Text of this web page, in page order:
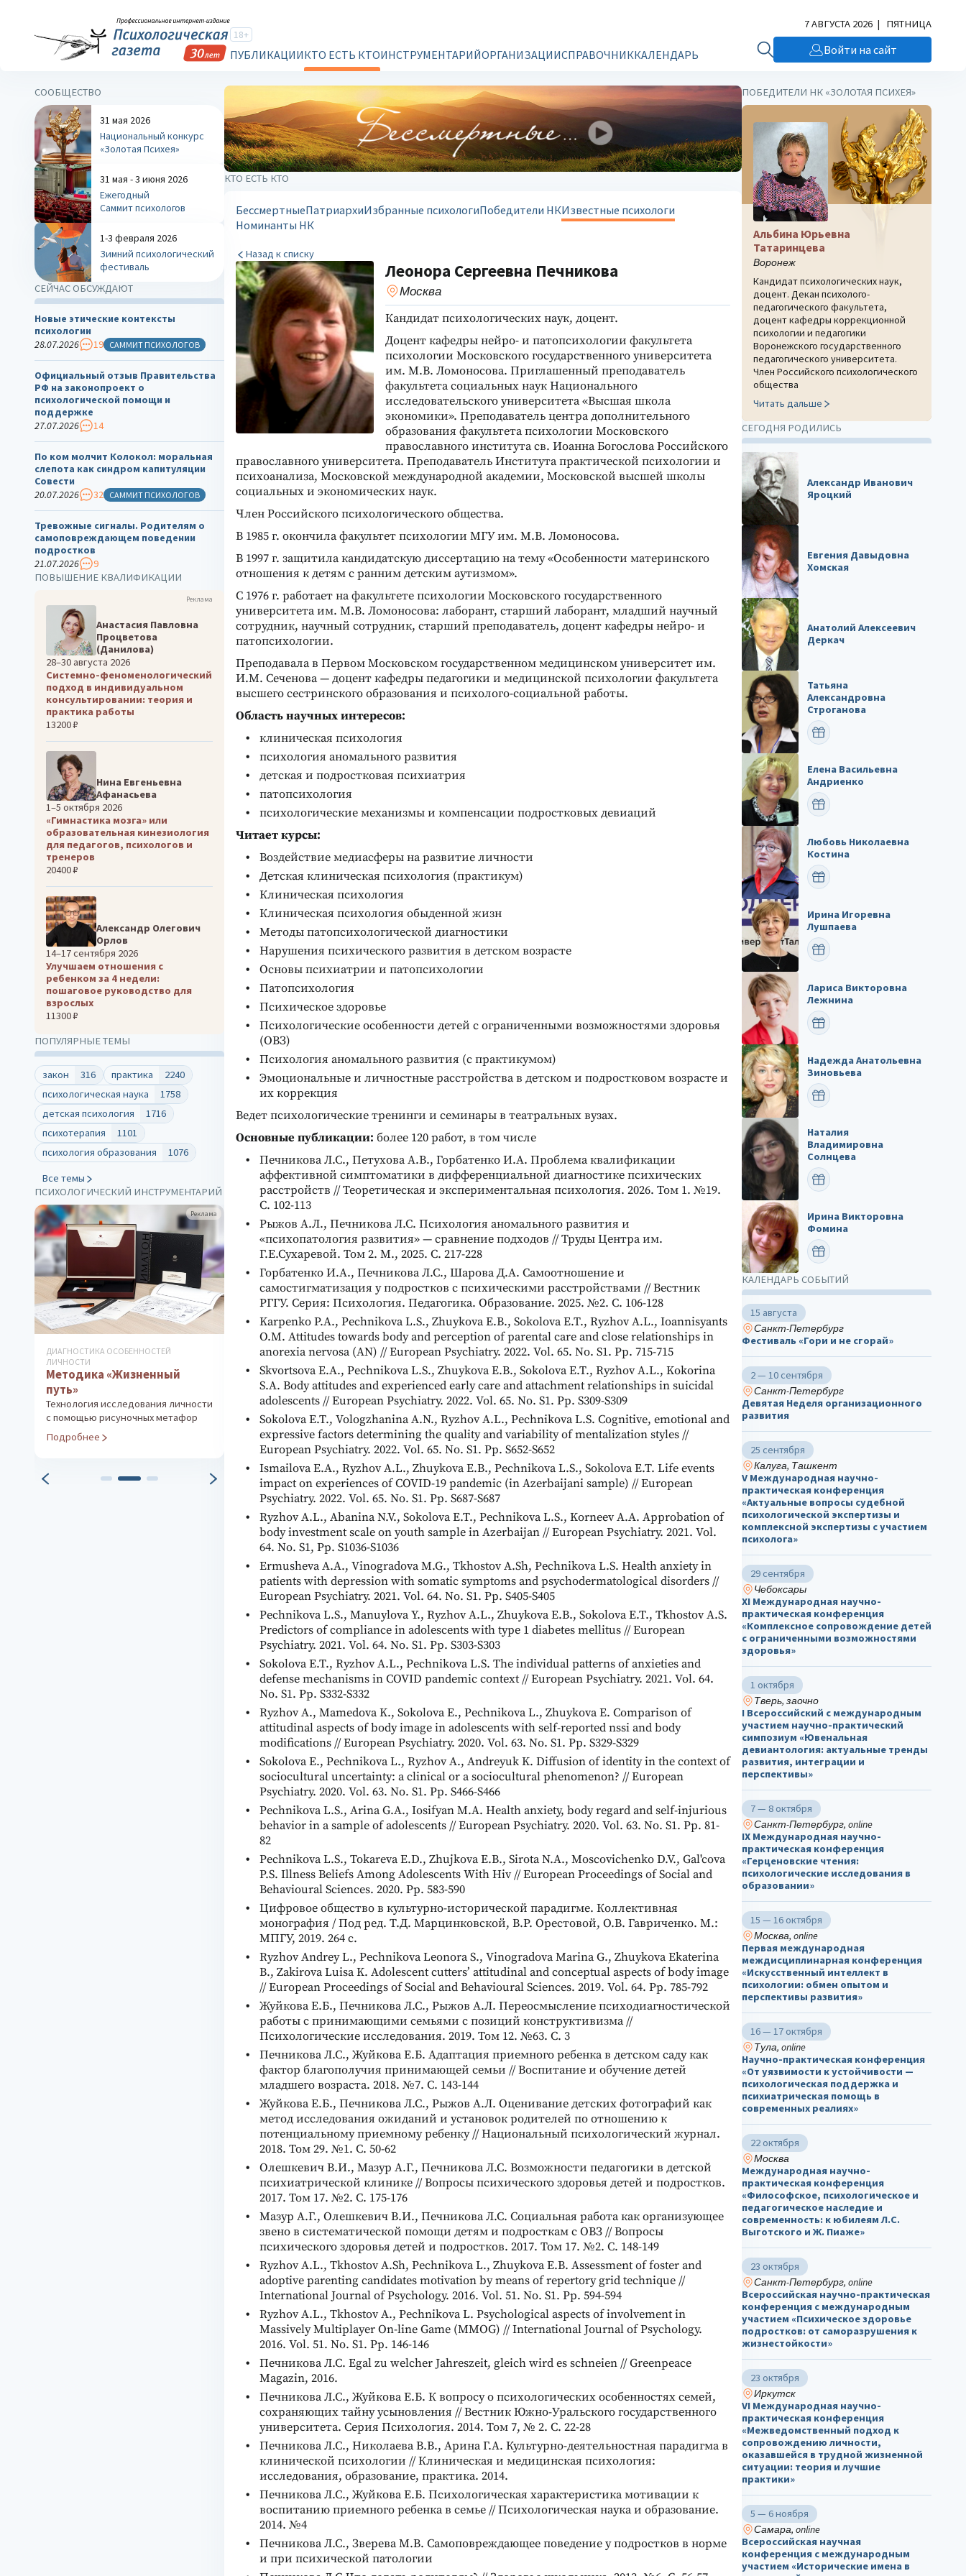
18+
ПУБЛИКАЦИИКТО ЕСТЬ КТОИНСТРУМЕНТАРИЙОРГАНИЗАЦИИСПРАВОЧНИККАЛЕНДАРЬ
7 АВГУСТА 2026 | ПЯТНИЦА
Войти на сайт
КТО ЕСТЬ КТО
БессмертныеПатриархиИзбранные психологиПобедители НКИзвестные психологи
Номинанты НК
Назад к списку
Леонора Сергеевна Печникова
Москва
Кандидат психологических наук, доцент.
Доцент кафедры нейро- и патопсихологии факультета
психологии Московского государственного университета
им. М.В. Ломоносова. Приглашенный преподаватель
факультета социальных наук Национального
исследовательского университета «Высшая школа
экономики». Преподаватель центра дополнительного
образования факультета психологии Московского
православного института св. Иоанна Богослова Российского
православного университета. Преподаватель Института практической психологии и
психоанализа, Московской международной академии, Московской высшей школы
социальных и экономических наук.
Член Российского психологического общества.
В 1985 г. окончила факультет психологии МГУ им. М.В. Ломоносова.
В 1997 г. защитила кандидатскую диссертацию на тему «Особенности материнского
отношения к детям с ранним детским аутизмом».
С 1976 г. работает на факультете психологии Московского государственного
университета им. М.В. Ломоносова: лаборант, старший лаборант, младший научный
сотрудник, научный сотрудник, старший преподаватель, доцент кафедры нейро- и
патопсихологии.
Преподавала в Первом Московском государственном медицинском университет им.
И.М. Сеченова — доцент кафедры педагогики и медицинской психологии факультета
высшего сестринского образования и психолого-социальной работы.
Область научных интересов:
клиническая психология
психология аномального развития
детская и подростковая психиатрия
патопсихология
психологические механизмы и компенсации подростковых девиаций
Читает курсы:
Воздействие медиасферы на развитие личности
Детская клиническая психология (практикум)
Клиническая психология
Клиническая психология обыденной жизн
Методы патопсихологической диагностики
Нарушения психического развития в детском возрасте
Основы психиатрии и патопсихологии
Патопсихология
Психическое здоровье
Психологические особенности детей с ограниченными возможностями здоровья
(ОВЗ)
Психология аномального развития (с практикумом)
Эмоциональные и личностные расстройства в детском и подростковом возрасте и
их коррекция
Ведет психологические тренинги и семинары в театральных вузах.
Основные публикации: более 120 работ, в том числе
Печникова Л.С., Петухова А.В., Горбатенко И.А. Проблема квалификации
аффективной симптоматики в дифференциальной диагностике психических
расстройств // Теоретическая и экспериментальная психология. 2026. Том 1. №19.
С. 102-113
Рыжов А.Л., Печникова Л.С. Психология аномального развития и
«психопатология развития» — сравнение подходов // Труды Центра им.
Г.Е.Сухаревой. Том 2. М., 2025. С. 217-228
Горбатенко И.А., Печникова Л.С., Шарова Д.А. Самоотношение и
самостигматизация у подростков с психическими расстройствами // Вестник
РГГУ. Серия: Психология. Педагогика. Образование. 2025. №2. С. 106-128
Karpenko P.A., Pechnikova L.S., Zhuykova E.B., Sokolova E.T., Ryzhov A.L., Ioannisyants
O.M. Attitudes towards body and perception of parental care and close relationships in
anorexia nervosa (AN) // European Psychiatry. 2022. Vol. 65. No. S1. Pp. 715-715
Skvortsova E.A., Pechnikova L.S., Zhuykova E.B., Sokolova E.T., Ryzhov A.L., Kokorina
S.A. Body attitudes and experienced early care and attachment relationships in suicidal
adolescents // European Psychiatry. 2022. Vol. 65. No. S1. Pp. S309-S309
Sokolova E.T., Vologzhanina A.N., Ryzhov A.L., Pechnikova L.S. Cognitive, emotional and
expressive factors determining the quality and variability of mentalization styles //
European Psychiatry. 2022. Vol. 65. No. S1. Pp. S652-S652
Ismailova E.A., Ryzhov A.L., Zhuykova E.B., Pechnikova L.S., Sokolova E.T. Life events
impact on experiences of COVID-19 pandemic (in Azerbaijani sample) // European
Psychiatry. 2022. Vol. 65. No. S1. Pp. S687-S687
Ryzhov A.L., Abanina N.V., Sokolova E.T., Pechnikova L.S., Korneev A.A. Approbation of
body investment scale on youth sample in Azerbaijan // European Psychiatry. 2021. Vol.
64. No. S1, Pp. S1036-S1036
Ermusheva A.A., Vinogradova M.G., Tkhostov A.Sh, Pechnikova L.S. Health anxiety in
patients with depression with somatic symptoms and psychodermatological disorders //
European Psychiatry. 2021. Vol. 64. No. S1. Pp. S405-S405
Pechnikova L.S., Manuylova Y., Ryzhov A.L., Zhuykova E.B., Sokolova E.T., Tkhostov A.S.
Predictors of compliance in adolescents with type 1 diabetes mellitus // European
Psychiatry. 2021. Vol. 64. No. S1. Pp. S303-S303
Sokolova E.T., Ryzhov A.L., Pechnikova L.S. The individual patterns of anxieties and
defense mechanisms in COVID pandemic context // European Psychiatry. 2021. Vol. 64.
No. S1. Pp. S332-S332
Ryzhov A., Mamedova K., Sokolova E., Pechnikova L., Zhuykova E. Comparison of
attitudinal aspects of body image in adolescents with self-reported nssi and body
modifications // European Psychiatry. 2020. Vol. 63. No. S1. Pp. S329-S329
Sokolova E., Pechnikova L., Ryzhov A., Andreyuk K. Diffusion of identity in the context of
sociocultural uncertainty: a clinical or a sociocultural phenomenon? // European
Psychiatry. 2020. Vol. 63. No. S1. Pp. S466-S466
Pechnikova L.S., Arina G.A., Iosifyan M.A. Health anxiety, body regard and self-injurious
behavior in a sample of adolescents // European Psychiatry. 2020. Vol. 63. No. S1. Pp. 81-
82
Pechnikova L.S., Tokareva E.D., Zhujkova E.B., Sirota N.A., Moscovichenko D.V., Gal'cova
P.S. Illness Beliefs Among Adolescents With Hiv // European Proceedings of Social and
Behavioural Sciences. 2020. Pp. 583-590
Цифровое общество в культурно-исторической парадигме. Коллективная
монография / Под ред. Т.Д. Марцинковской, В.Р. Орестовой, О.В. Гавриченко. М.:
МПГУ, 2019. 264 с.
Ryzhov Andrey L., Pechnikova Leonora S., Vinogradova Marina G., Zhuykova Ekaterina
B., Zakirova Luisa K. Adolescent cutters’ attitudinal and conceptual aspects of body image
// European Proceedings of Social and Behavioural Sciences. 2019. Vol. 64. Pp. 785-792
Жуйкова Е.Б., Печникова Л.С., Рыжов А.Л. Переосмысление психодиагностической
работы с принимающими семьями с позиций конструктивизма //
Психологические исследования. 2019. Том 12. №63. С. 3
Печникова Л.С., Жуйкова Е.Б. Адаптация приемного ребенка в детском саду как
фактор благополучия принимающей семьи // Воспитание и обучение детей
младшего возраста. 2018. №7. С. 143-144
Жуйкова Е.Б., Печникова Л.С., Рыжов А.Л. Оценивание детских фотографий как
метод исследования ожиданий и установок родителей по отношению к
потенциальному приемному ребенку // Национальный психологический журнал.
2018. Том 29. №1. С. 50-62
Олешкевич В.И., Мазур А.Г., Печникова Л.С. Возможности педагогики в детской
психиатрической клинике // Вопросы психического здоровья детей и подростков.
2017. Том 17. №2. С. 175-176
Мазур А.Г., Олешкевич В.И., Печникова Л.С. Социальная работа как организующее
звено в систематической помощи детям и подросткам с ОВЗ // Вопросы
психического здоровья детей и подростков. 2017. Том 17. №2. С. 148-149
Ryzhov A.L., Tkhostov A.Sh, Pechnikova L., Zhuykova E.B. Assessment of foster and
adoptive parenting candidates motivation by means of repertory grid technique //
International Journal of Psychology. 2016. Vol. 51. No. S1. Pp. 594-594
Ryzhov A.L., Tkhostov A., Pechnikova L. Psychological aspects of involvement in
Massively Multiplayer On-line Game (MMOG) // International Journal of Psychology.
2016. Vol. 51. No. S1. Pp. 146-146
Печникова Л.С. Egal zu welcher Jahreszeit, gleich wird es schneien // Greenpeace
Magazin, 2016.
Печникова Л.С., Жуйкова Е.Б. К вопросу о психологических особенностях семей,
сохраняющих тайну усыновления // Вестник Южно-Уральского государственного
университета. Серия Психология. 2014. Том 7, № 2. С. 22-28
Печникова Л.С., Николаева В.В., Арина Г.А. Культурно-деятельностная парадигма в
клинической психологии // Клиническая и медицинская психология:
исследования, образование, практика. 2014.
Печникова Л.С., Жуйкова Е.Б. Психологическая характеристика мотивации к
воспитанию приемного ребенка в семье // Психологическая наука и образование.
2014. №4
Печникова Л.С., Зверева М.В. Самоповреждающее поведение у подростков в норме
и при психической патологии
СООБЩЕСТВО
31 мая 2026
Национальный конкурс
«Золотая Психея»
31 мая - 3 июня 2026
Ежегодный
Саммит психологов
1-3 февраля 2026
Зимний психологический
фестиваль
СЕЙЧАС ОБСУЖДАЮТ
Новые этические контексты
психологии
28.07.2026
19 САММИТ ПСИХОЛОГОВ
Официальный отзыв Правительства
РФ на законопроект о
психологической помощи и
поддержке
27.07.2026
14
По ком молчит Колокол: моральная
слепота как синдром капитуляции
Совести
20.07.2026
32 САММИТ ПСИХОЛОГОВ
Тревожные сигналы. Родителям о
самоповреждающем поведении
подростков
21.07.2026
9
ПОВЫШЕНИЕ КВАЛИФИКАЦИИ
Реклама
Анастасия Павловна
Процветова
(Данилова)
28–30 августа 2026
Системно-феноменологический
подход в индивидуальном
консультировании: теория и
практика работы
13200 ₽
Нина Евгеньевна
Афанасьева
1–5 октября 2026
«Гимнастика мозга» или
образовательная кинезиология
для педагогов, психологов и
тренеров
20400 ₽
Александр Олегович
Орлов
14–17 сентября 2026
Улучшаем отношения с
ребенком за 4 недели:
пошаговое руководство для
взрослых
11300 ₽
ПОПУЛЯРНЫЕ ТЕМЫ
закон 316 практика
2240
психологическая наука
1758
детская психология
1716
психотерапия
1101
психология образования
1076
Все темы
ПСИХОЛОГИЧЕСКИЙ ИНСТРУМЕНТАРИЙ
Реклама
ДИАГНОСТИКА ОСОБЕННОСТЕЙ
ЛИЧНОСТИ
Методика «Жизненный
путь»
Технология исследования личности
с помощью рисуночных метафор
Подробнее
ДИАГНОСТИКА ОСОБЕННОСТЕЙ
Личностный опросник MMPI
Диагностика психологических
особенностей личности
Подробнее
ПОБЕДИТЕЛИ НК «ЗОЛОТАЯ ПСИХЕЯ»
Альбина Юрьевна
Татаринцева
Воронеж
Кандидат психологических наук,
доцент. Декан психолого-
педагогического факультета,
доцент кафедры коррекционной
психологии и педагогики
Воронежского государственного
педагогического университета.
Член Российского психологического
общества
Читать дальше
СЕГОДНЯ РОДИЛИСЬ
Александр Иванович
Яроцкий
Евгения Давыдовна
Хомская
Анатолий Алексеевич
Деркач
Татьяна
Александровна
Строганова
ПОЗДРАВИТЬ
Елена Васильевна
Андриенко
ПОЗДРАВИТЬ
Любовь Николаевна
Костина
ПОЗДРАВИТЬ
Ирина Игоревна
Лушпаева
ПОЗДРАВИТЬ
Лариса Викторовна
Лежнина
ПОЗДРАВИТЬ
Надежда Анатольевна
Зиновьева
ПОЗДРАВИТЬ
Наталия
Владимировна
Солнцева
ПОЗДРАВИТЬ
Ирина Викторовна
Фомина
ПОЗДРАВИТЬ
КАЛЕНДАРЬ СОБЫТИЙ
15 августа
Санкт-Петербург
Фестиваль «Гори и не сгорай»
2 — 10 сентября
Санкт-Петербург
Девятая Неделя организационного
развития
25 сентября
Калуга, Ташкент
V Международная научно-
практическая конференция
«Актуальные вопросы судебной
психологической экспертизы и
комплексной экспертизы с участием
психолога»
29 сентября
Чебоксары
ХΙ Международная научно-
практическая конференция
«Комплексное сопровождение детей
с ограниченными возможностями
здоровья»
1 октября
Тверь, заочно
I Всероссийский с международным
участием научно-практический
симпозиум «Ювенальная
девиантология: актуальные тренды
развития, интеграции и
перспективы»
7 — 8 октября
Санкт-Петербург, online
IX Международная научно-
практическая конференция
«Герценовские чтения:
психологические исследования в
образовании»
15 — 16 октября
Москва, online
Первая международная
междисциплинарная конференция
«Искусственный интеллект в
психологии: обмен опытом и
перспективы развития»
16 — 17 октября
Тула, online
Научно-практическая конференция
«От уязвимости к устойчивости —
психологическая поддержка и
психиатрическая помощь в
современных реалиях»
22 октября
Москва
Международная научно-
практическая конференция
«Философское, психологическое и
педагогическое наследие и
современность: к юбилеям Л.С.
Выготского и Ж. Пиаже»
23 октября
Санкт-Петербург, online
Всероссийская научно-практическая
конференция с международным
участием «Психическое здоровье
подростков: от саморазрушения к
жизнестойкости»
23 октября
Иркутск
VI Международная научно-
практическая конференция
«Межведомственный подход к
сопровождению личности,
оказавшейся в трудной жизненной
ситуации: теория и лучшие
практики»
5 — 6 ноября
Самара, online
Всероссийская научная
конференция с международным
участием «Исторические имена в